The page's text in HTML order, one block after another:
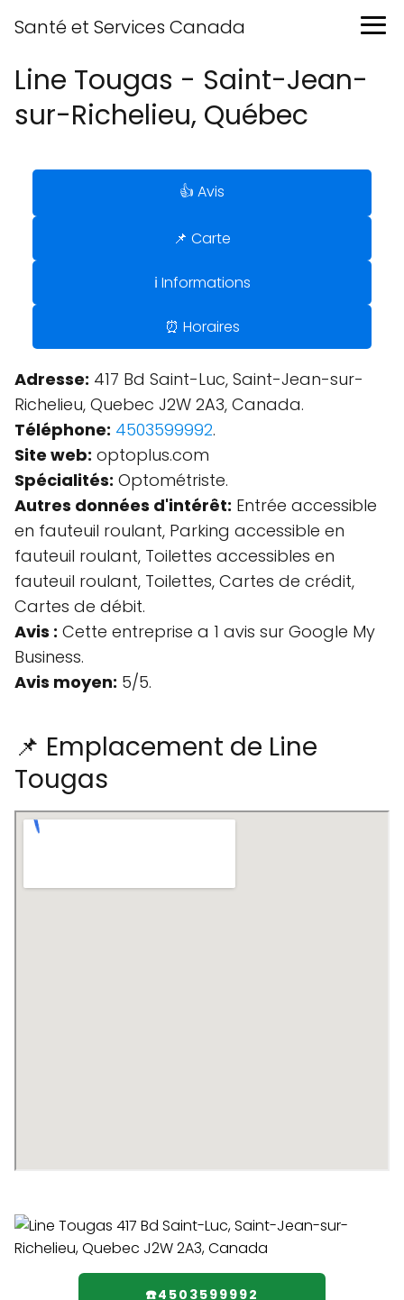
Santé et Services Canada
Line Tougas - Saint-Jean-
sur-Richelieu, Québec
👍 Avis
📌 Carte
ℹ️ Informations
⏰ Horaires
Adresse: 417 Bd Saint-Luc, Saint-Jean-sur-
Richelieu, Quebec J2W 2A3, Canada.
Téléphone: 4503599992.
Site web: optoplus.com
Spécialités: Optométriste.
Autres données d'intérêt: Entrée accessible
en fauteuil roulant, Parking accessible en
fauteuil roulant, Toilettes accessibles en
fauteuil roulant, Toilettes, Cartes de crédit,
Cartes de débit.
Avis : Cette entreprise a 1 avis sur Google My
Business.
Avis moyen: 5/5.
📌 Emplacement de Line
Tougas
☎️4503599992